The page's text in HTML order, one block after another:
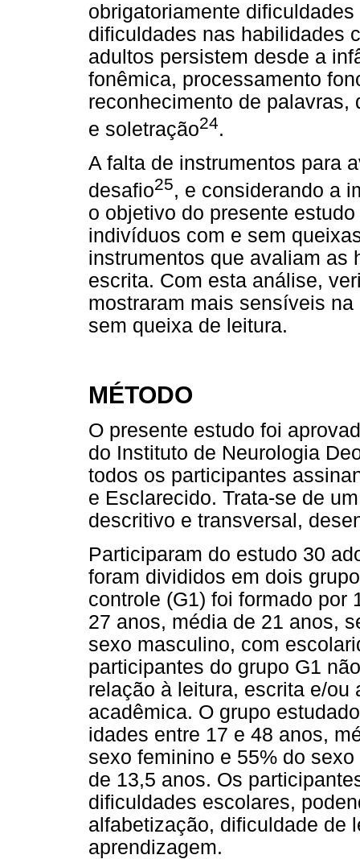
obrigatoriamente
dificuldades nas habilidades
adultos persistem desde a
fonêmica, processamento
reconhecimento de
e soletração24.
A falta de instrumentos para
desafio25, e considerando a
o objetivo do presente
indivíduos com e sem
instrumentos que avaliam as
escrita. Com esta análise,
mostraram mais sensíveis
sem queixa de leitura.
MÉTODO
O presente estudo foi
do Instituto de Neurologia
todos os participantes
e Esclarecido. Trata-se de
descritivo e transversal,
Participaram do estudo 30
foram divididos em dois
controle (G1) foi formado por
27 anos, média de 21 anos,
sexo masculino, com
participantes do grupo G1
relação à leitura, escrita e/ou
acadêmica. O grupo
idades entre 17 e 48 anos,
sexo feminino e 55% do
de 13,5 anos. Os
dificuldades escolares,
alfabetização, dificuldade de
aprendizagem.